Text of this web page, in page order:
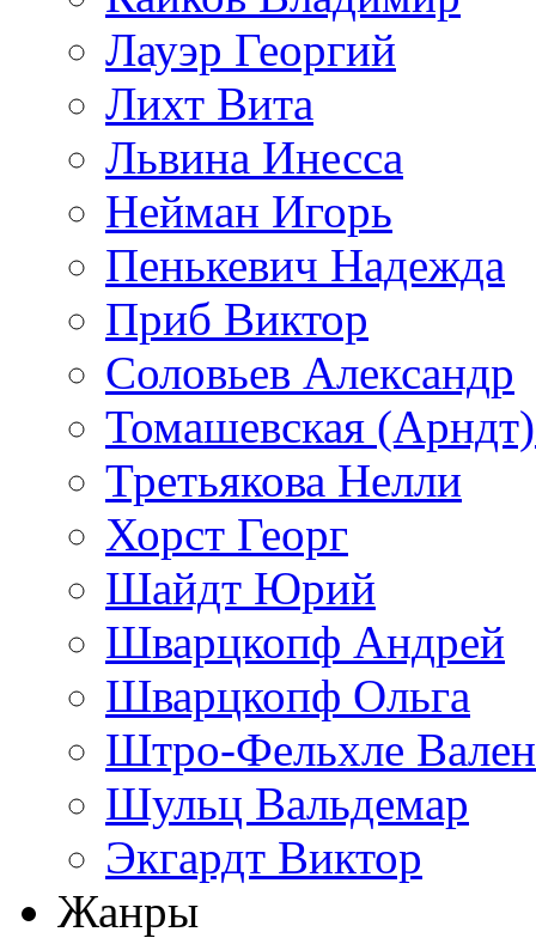
Лауэр Георгий
Лихт Вита
Львина Инесса
Нейман Игорь
Пенькевич Надежда
Приб Виктор
Соловьев Александр
Томашевская
Третьякова Нелли
Хорст Георг
Шайдт Юрий
Шварцкопф Андрей
Шварцкопф Ольга
Штро-Фельхле
Шульц Вальдемар
Экгардт Виктор
Жанры